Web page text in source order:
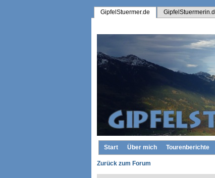
GipfelStuermer.de
Start Über mich Tourenberichte
Zurück zum Forum